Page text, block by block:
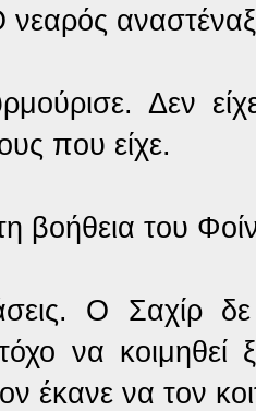
Δεν
που είχε.
βοήθεια του
Ο Σαχίρ δε
να
έκανε να τον